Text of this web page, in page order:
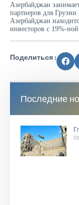
Азербайджан
партнеров для
Азербайджан
инвесторов с 19%-
Поделиться :
Последние